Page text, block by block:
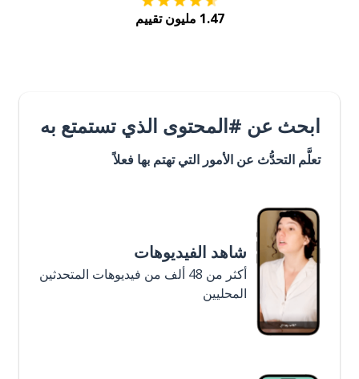
1.47 مليون تقييم
ابحث عن #المحتوى الذي تستمتع به
تعلَّم التحدُّث عن الأمور التي تهتم بها فعلاً
شاهد الفيديوهات
أكثر من 48 ألف من فيديوهات المتحدثين
المحليين